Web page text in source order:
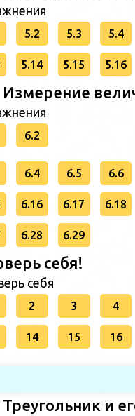
5.2 5.3 5.4
5.14 5.15 5.16
Измерение
6.2
6.4 6.5 6.6
6.16 6.17 6.18
6.28 6.29
себя!
себя
2 3 4
14 15 16
Треугольник и